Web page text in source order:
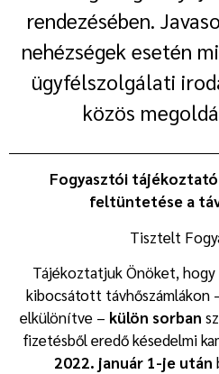
rendezésében.
nehézségek esetén
ügyfélszolgálati
közös
Fogyasztói tájékoztató
feltüntetése a
Tisztelt
Tájékoztatjuk Önöket, hogy
kibocsátott távhőszámlákon
elkülönítve – külön sorban
fizetésből eredő késedelmi
2022. január 1-je után